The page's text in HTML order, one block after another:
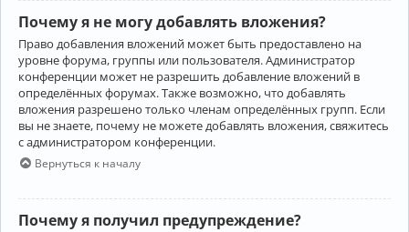
Почему я не могу добавлять вложения?
Право добавления вложений может быть предоставлено на
уровне форума, группы или пользователя. Администратор
конференции может не разрешить добавление вложений в
определённых форумах. Также возможно, что добавлять
вложения разрешено только членам определённых групп. Если
вы не знаете, почему не можете добавлять вложения, свяжитесь
с администратором конференции.
Вернуться к началу
Почему я получил предупреждение?